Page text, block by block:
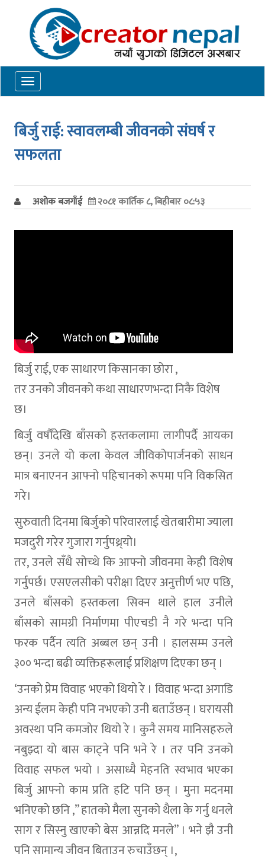
Toggle
navigation
बिर्जु राई: स्वावलम्बी जीवनको संघर्ष र
सफलता
अशोक बजगाँई २०८१ कार्तिक ८, बिहीबार ०८:५३
बिर्जु राई, एक साधारण किसानका छोरा ,
तर उनको जीवनको कथा साधारणभन्दा निकै विशेष
छ।
बिर्जु वर्षौंदेखि बाँसको हस्तकलामा लागीपर्दै आयका
छन्। उनले यो कला केवल जीविकोपार्जनको साधन
मात्र बनाएनन आफ्नो पहिचानको रूपमा पनि विकसित
गरे।
सुरुवाती दिनमा बिर्जुको परिवारलाई खेतबारीमा ज्याला
मजदुरी गरेर गुजारा गर्नुपथ्र्यो।
तर, उनले सँधै सोच्थे कि आफ्नो जीवनमा केही विशेष
गर्नुपर्छ। एसएलसीको परीक्षा दिएर अनुत्तीर्ण भए पछि,
उनले बाँसको हस्तकला सिक्न थाले हाल उनीले
बाँसको सामग्री निर्माणमा पीएचडी नै गरे भन्दा पनि
फरक पर्दैन त्यति अब्बल छन् उनी । हालसम्म उनले
३०० भन्दा बढी व्यक्तिहरूलाई प्रशिक्षण दिएका छन् ।
‘उनकाे प्रेम विवाह भएकाे थियाे रे । विवाह भन्दा अगाडि
अन्य ईलम केही पनि नभएको उनी बताउँछन् । घरायसी
अवस्था पनि कमजाेर थियाे रे । कुनै समय मानिसहरुले
नबुझ्दा याे बास काट्ने पनि भने रे । तर पनि उनकाे
विवाह सफल भयाे । असाध्यै मेहनति स्वभाव भएका
बिर्जु आफ्नाे काम प्रति हटि पनि छन् । मुना मदनमा
भनिएकाे छनि ,” हातकाे मैला सुनकाे थैला के गर्नु धनले
साग र सिस्नु खाएकाे बेस आन्नदि मनले” । भने झै उनी
पनि सामान्य जीवन बिताउन रुचाउँछन् ।,